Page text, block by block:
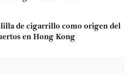
de cigarrillo como origen del
en Hong Kong